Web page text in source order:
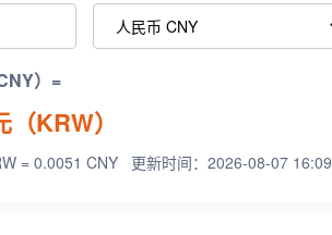
）=
（KRW）
= 0.0051 CNY 更新时间：2026-08-07